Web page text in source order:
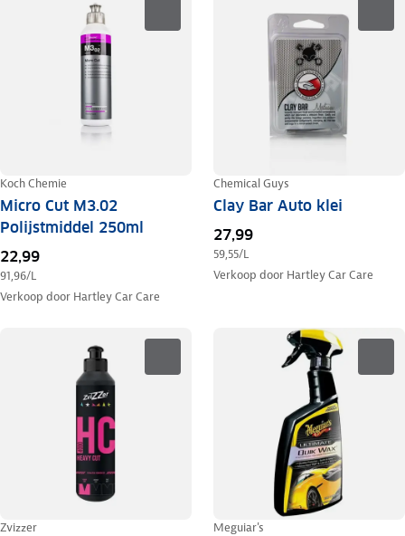
Koch Chemie
Micro Cut M3.02
Polijstmiddel 250ml
22,99
91,96/L
Verkoop door Hartley Car Care
Chemical Guys
Clay Bar Auto klei
27,99
59,55/L
Verkoop door Hartley Car Care
Zvizzer Meguiar's